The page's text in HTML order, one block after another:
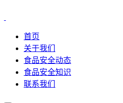
首页
关于我们
食品安全动态
食品安全知识
联系我们